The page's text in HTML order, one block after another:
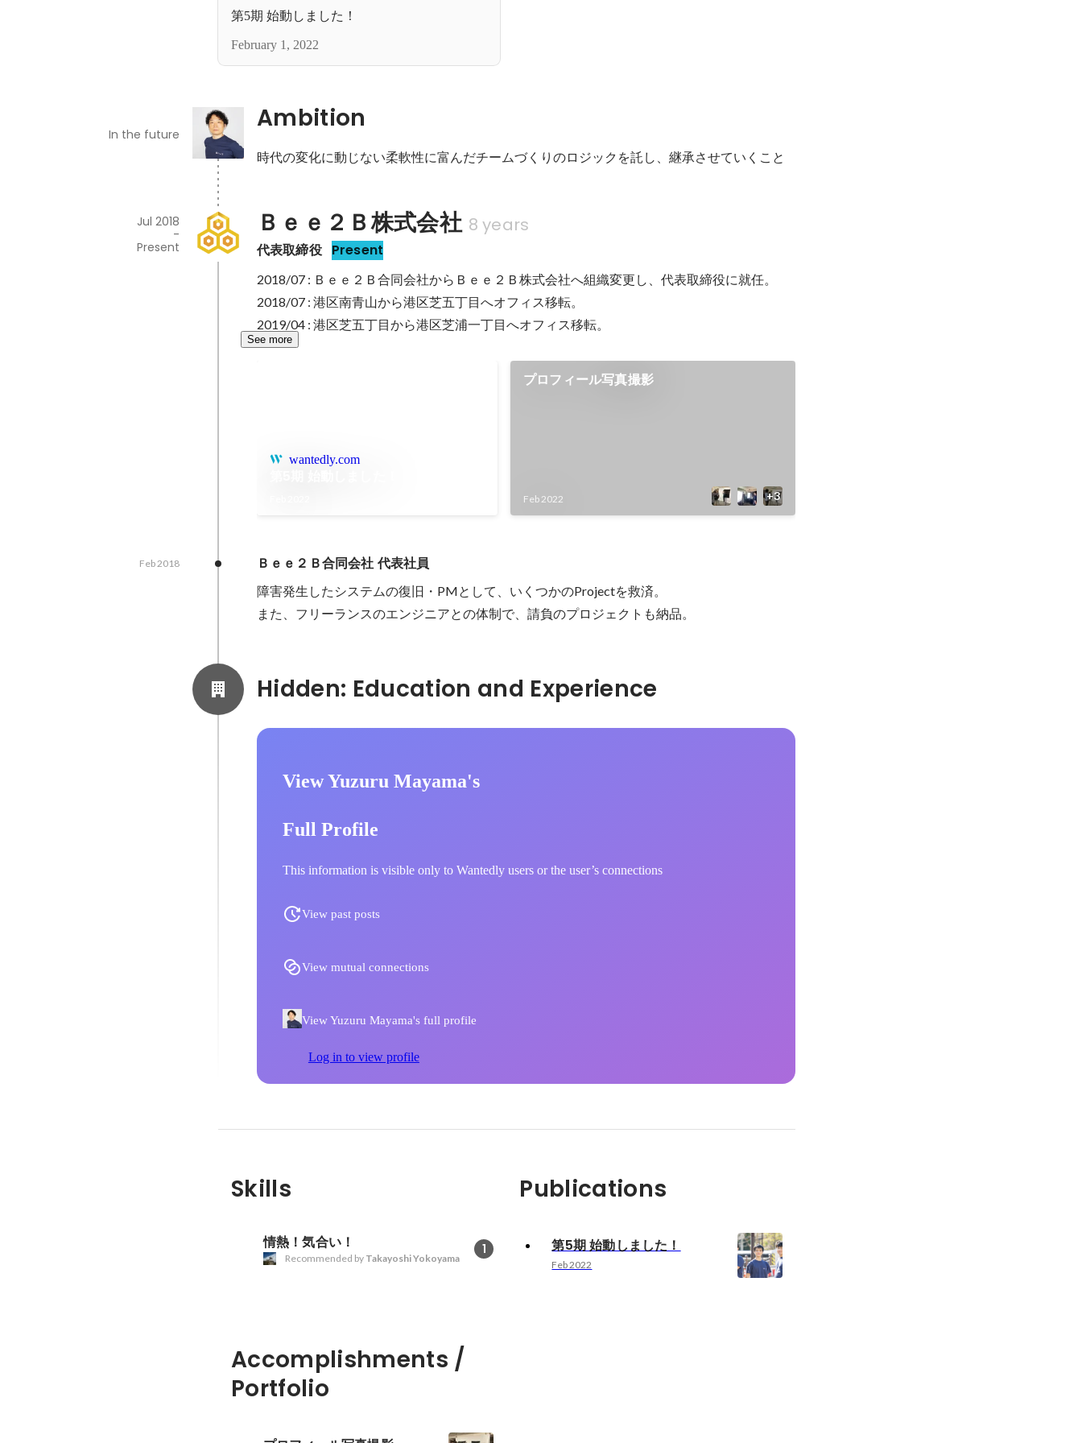
第5期 始動しました！
February 1, 2022
Ambition
In the future
時代の変化に動じない柔軟性に富んだチームづくりのロジックを託し、継承させていくこと
Ｂｅｅ２Ｂ株式会社 8 years
代表取締役 Present
Jul 2018
-
Present
2018/07 : Ｂｅｅ２Ｂ合同会社からＢｅｅ２Ｂ株式会社へ組織変更し、代表取締役に就任。
2018/07 : 港区南青山から港区芝五丁目へオフィス移転。
2019/04 : 港区芝五丁目から港区芝浦一丁目へオフィス移転。
See more
wantedly.com
プロフィール写真撮影
Feb 2022
Ｂｅｅ２Ｂ合同会社 代表社員
Feb 2018
障害発生したシステムの復旧・PMとして、いくつかのProjectを救済。
また、フリーランスのエンジニアとの体制で、請負のプロジェクトも納品。
View Yuzuru Mayama's
Full Profile
This information is visible only to Wantedly users or the user’s connections
View past posts
View mutual connections
View Yuzuru Mayama's full profile
Log in to view profile
Skills
情熱！気合い！ 1
Recommended by Takayoshi Yokoyama
Publications
第5期 始動しました！
Feb 2022
Accomplishments /
Portfolio